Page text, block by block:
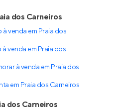
dos Carneiros
venda em Praia dos
venda em Praia dos
à venda em Praia dos
em Praia dos Carneiros
dos Carneiros